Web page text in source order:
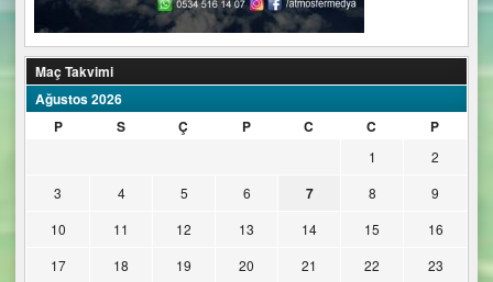
Maç Takvimi
Ağustos 2026
P
S Ç P C C P
1
2
3
4 5 6 7 8
9
10
11 12 13 14 15
16
17
18 19 20 21 22
23